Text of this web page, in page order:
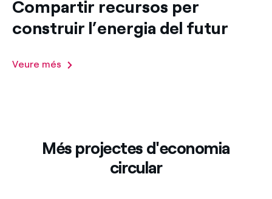
Compartir recursos per
construir l’energia del futur
Veure més
Més projectes d'economia
circular